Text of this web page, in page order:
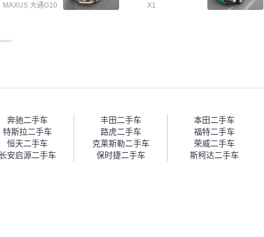
车，公里数9万多，符合我的要
捷，其他平台的分期需要到当地
障。”
MAXUS 大通G10
故、无泡水、无调表，在平台自
帮我谈价。自营车我讲过价，最
后是通过花一块钱买优惠券的方
式，便宜了800块钱成交。”
X1
奔驰二手车 丰田二手车
本田二手车
特斯拉二手车 路虎二手车
福特二手车
恒天二手车 克莱斯勒二手车
荣威二手车
安启源二手车 保时捷二手车 斯柯达二手车